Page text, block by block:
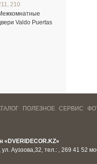
210
Valdo Puertas
ПОЛЕЗНОЕ СЕРВИС
, ул. Ауэзова,32, тел.: , 269 41 52